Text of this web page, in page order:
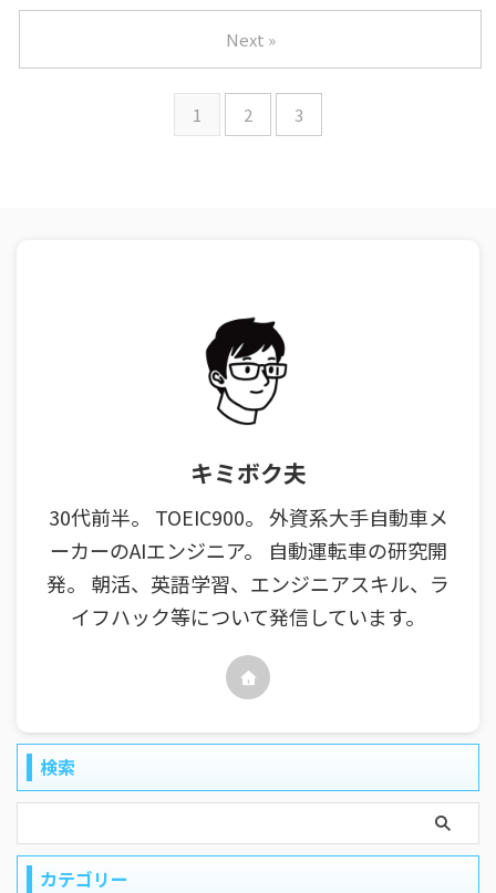
1 2 3
Next »
キミボク夫
30代前半。 TOEIC900。 外資系大手自動車メ
ーカーのAIエンジニア。 自動運転車の研究開
発。 朝活、英語学習、エンジニアスキル、ラ
イフハック等について発信しています。
検索
カテゴリー